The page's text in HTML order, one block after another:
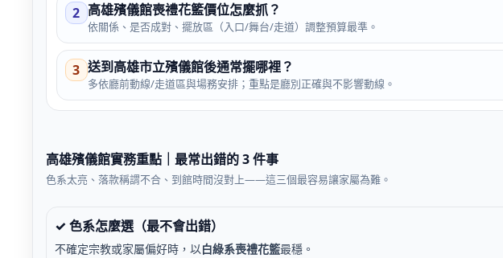
2 高雄殯儀館喪禮花籃價位怎麼抓？
依關係、是否成對、擺放區（入口/舞台/走道）調整預算最準。
3 送到高雄市立殯儀館後通常擺哪裡？
多依廳前動線/走道區與場務安排；重點是廳別正確與不影響動線。
高雄殯儀館實務重點｜最常出錯的 3 件事
色系太亮、落款稱謂不合、到館時間沒對上——這三個最容易讓家屬為難。
✓ 色系怎麼選（最不會出錯）
不確定宗教或家屬偏好時，以白綠系喪禮花籃最穩。